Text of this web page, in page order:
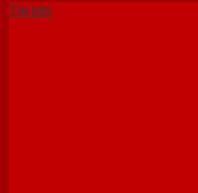
Tin tức